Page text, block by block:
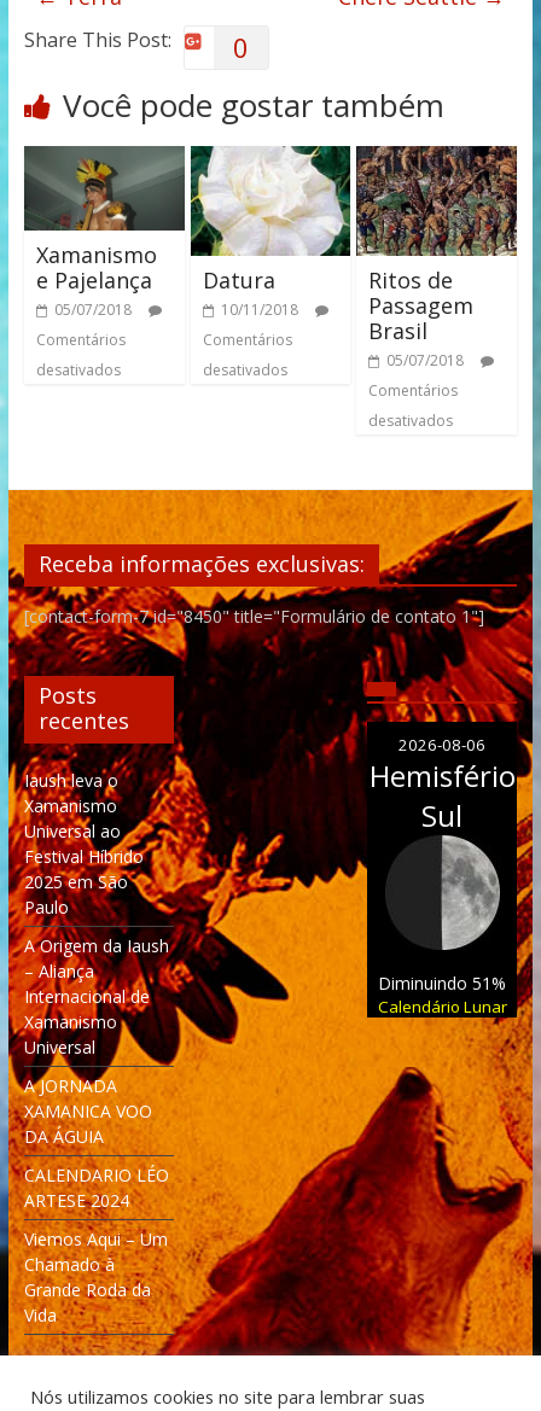
Share This Post: 0
Você pode gostar também
Xamanismo
e Pajelança
05/07/2018
Comentários
desativados
Datura
10/11/2018
Comentários
desativados
Ritos de
Passagem
Brasil
05/07/2018
Comentários
desativados
Receba informações exclusivas:
[contact-form-7 id="8450" title="Formulário de contato 1"]
Posts
recentes
Iaush leva o
Xamanismo
Universal ao
Festival Híbrido
2025 em São
Paulo
A Origem da Iaush
– Aliança
Internacional de
Xamanismo
Universal
A JORNADA
XAMANICA VOO
DA ÁGUIA
CALENDARIO LÉO
ARTESE 2024
Viemos Aqui – Um
Chamado à
Grande Roda da
Vida
2026-08-06
Hemisfério
Sul
Diminuindo 51%
Calendário Lunar
Nós utilizamos cookies no site para lembrar suas